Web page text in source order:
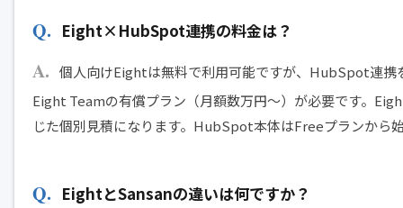
Eight×HubSpot連携の料金は？
個人向けEightは無料で利用可能ですが、HubSpot連
Eight Teamの有償プラン（月額数万円〜）が必要です。
じた個別見積になります。HubSpot本体はFreeプランから
EightとSansanの違いは何ですか？